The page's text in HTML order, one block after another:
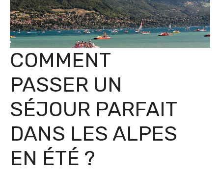
COMMENT
PASSER UN
SÉJOUR PARFAIT
DANS LES ALPES
EN ÉTÉ ?